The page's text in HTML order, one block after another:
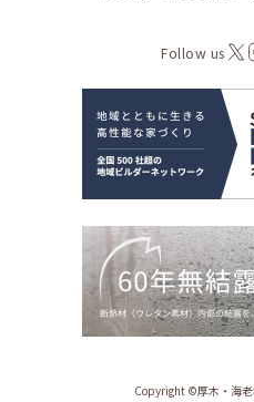
Follow us
Copyright ©︎厚木・海